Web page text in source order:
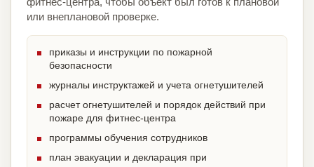
или внеплановой проверке.
приказы и инструкции по пожарной
безопасности
журналы инструктажей и учета огнетушителей
расчет огнетушителей и порядок действий при
пожаре для фитнес-центра
программы обучения сотрудников
план эвакуации и декларация при